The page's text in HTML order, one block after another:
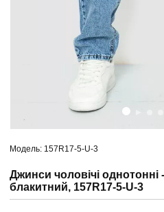
Модель: 157R17-5-U-3
Джинси чоловічі однотонні
блакитний, 157R17-5-U-3